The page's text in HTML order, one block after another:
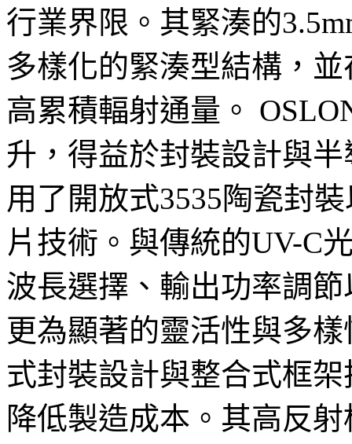
行業界限。其緊湊的
多樣化的緊湊型結構，
高累積輻射通量。
升，得益於封裝設計與
用了開放式3535陶瓷封
片技術。與傳統的UV-C
波長選擇、輸出功率調
更為顯著的靈活性與多
式封裝設計與整合式框
降低製造成本。其高反